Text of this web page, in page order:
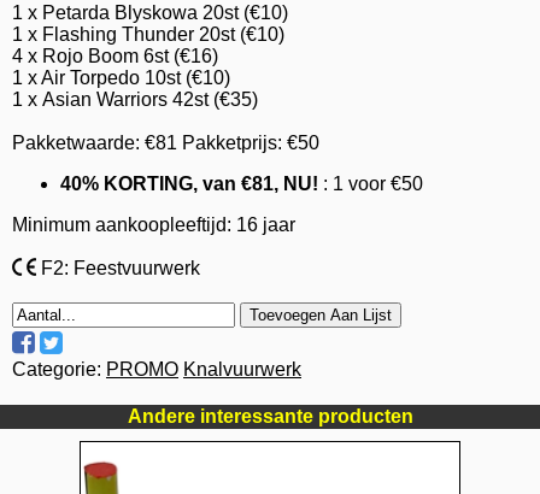
1 x Petarda Blyskowa 20st (€10)
1 x Flashing Thunder 20st (€10)
4 x Rojo Boom 6st (€16)
1 x Air Torpedo 10st (€10)
1 x Asian Warriors 42st (€35)
Pakketwaarde: €81 Pakketprijs: €50
40% KORTING, van €81, NU! : 1 voor €50
Minimum aankoopleeftijd: 16 jaar
F2: Feestvuurwerk
Toevoegen Aan Lijst
Categorie: PROMO Knalvuurwerk
Andere interessante producten